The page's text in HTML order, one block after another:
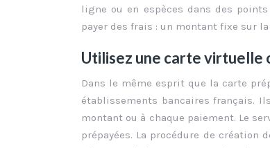
ligne ou en espèces dans des
payer des frais : un montant fixe sur
Utilisez une carte virtuelle
Dans le même esprit que la carte
établissements bancaires français.
montant ou à chaque paiement. Le
prépayées. La procédure de